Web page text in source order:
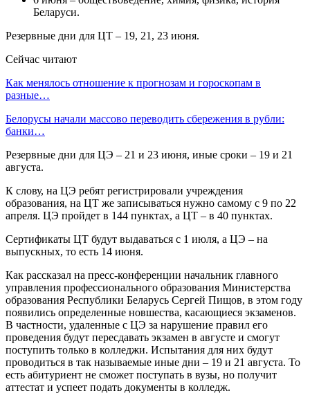
Беларуси.
Резервные дни для ЦТ – 19, 21, 23 июня.
Сейчас читают
Как менялось отношение к прогнозам и гороскопам в
разные…
Белорусы начали массово переводить сбережения в рубли:
банки…
Резервные дни для ЦЭ – 21 и 23 июня, иные сроки – 19 и 21
августа.
К слову, на ЦЭ ребят регистрировали учреждения
образования, на ЦТ же записываться нужно самому с 9 по 22
апреля. ЦЭ пройдет в 144 пунктах, а ЦТ – в 40 пунктах.
Сертификаты ЦТ будут выдаваться с 1 июля, а ЦЭ – на
выпускных, то есть 14 июня.
Как рассказал на пресс-конференции начальник главного
управления профессионального образования Министерства
образования Республики Беларусь Сергей Пищов, в этом году
появились определенные новшества, касающиеся экзаменов.
В частности, удаленные с ЦЭ за нарушение правил его
проведения будут пересдавать экзамен в августе и смогут
поступить только в колледжи. Испытания для них будут
проводиться в так называемые иные дни – 19 и 21 августа. То
есть абитуриент не сможет поступать в вузы, но получит
аттестат и успеет подать документы в колледж.